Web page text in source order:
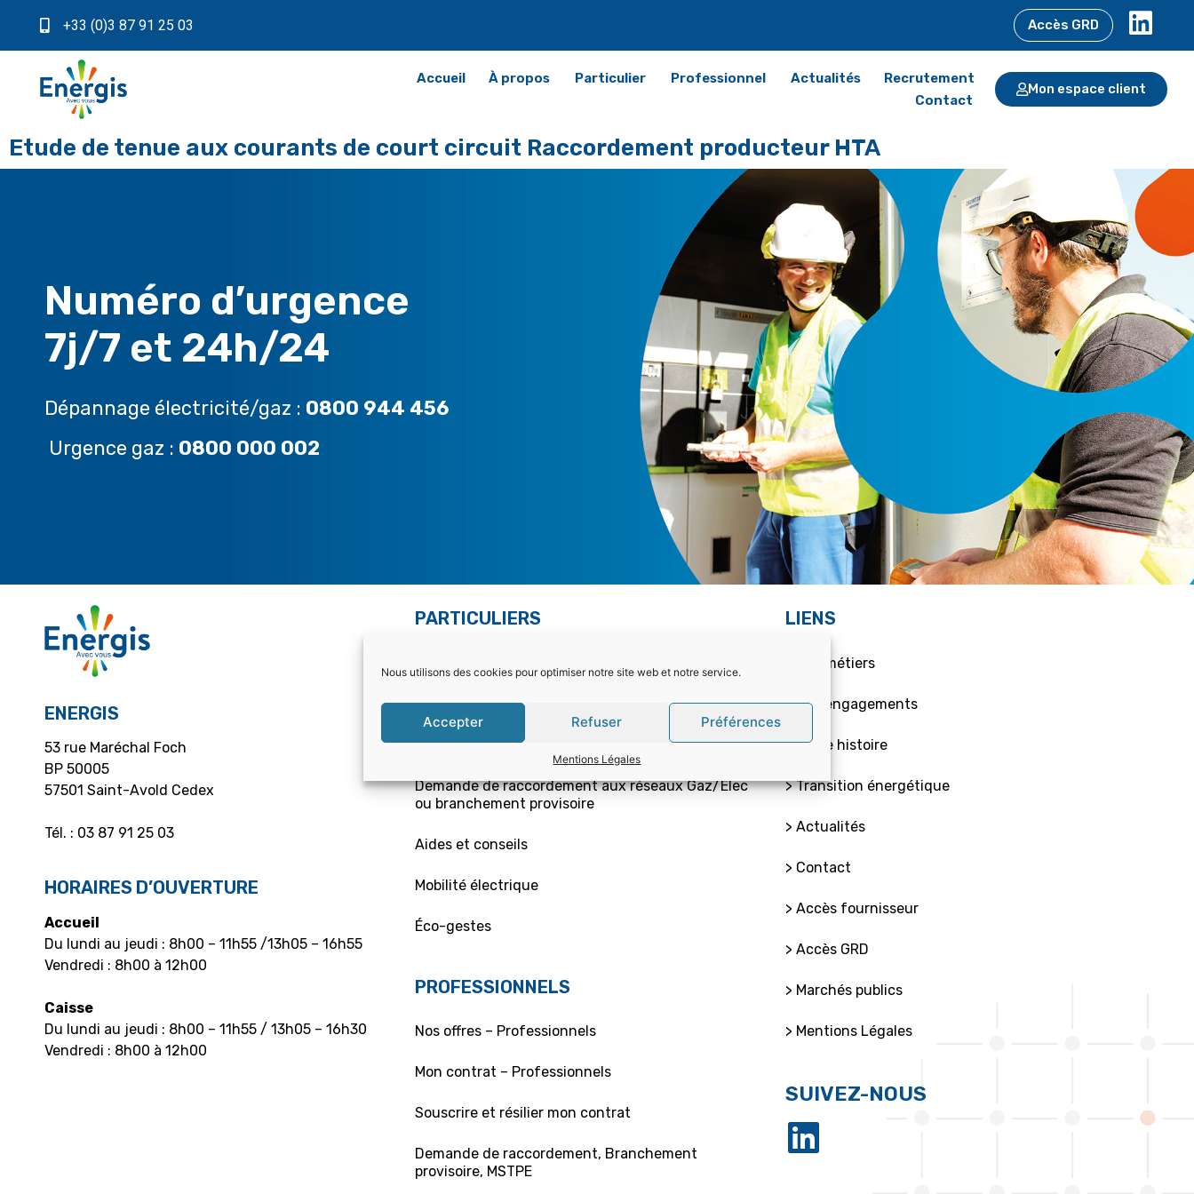
Nous utilisons des cookies pour optimiser notre site web et notre service.
Accepter Refuser Préférences
Mentions Légales
+33 (0)3 87 91 25 03 Accès GRD
Accueil À propos Particulier Professionnel Actualités
Recrutement
Contact
Mon espace client
Etude de tenue aux courants de court circuit Raccordement producteur HTA
Numéro d’urgence
7j/7 et 24h/24
Dépannage électricité/gaz : 0800 944 456
Urgence gaz : 0800 000 002
ENERGIS
53 rue Maréchal Foch
BP 50005
57501 Saint-Avold Cedex
Tél. : 03 87 91 25 03
HORAIRES D’OUVERTURE
Accueil
Du lundi au jeudi : 8h00 – 11h55 /13h05 – 16h55
Vendredi : 8h00 à 12h00
Caisse
Du lundi au jeudi : 8h00 – 11h55 / 13h05 – 16h30
Vendredi : 8h00 à 12h00
PARTICULIERS
Mon contrat – Particuliers
Souscription / résiliation
Demande de raccordement aux réseaux Gaz/Elec
ou branchement provisoire
Aides et conseils
Mobilité électrique
Éco-gestes
PROFESSIONNELS
Nos offres – Professionnels
Mon contrat – Professionnels
Souscrire et résilier mon contrat
Demande de raccordement, Branchement
provisoire, MSTPE
LIENS
> Nos métiers
> Nos engagements
> Notre histoire
> Transition énergétique
> Actualités
> Contact
> Accès fournisseur
> Accès GRD
> Marchés publics
> Mentions Légales
SUIVEZ-NOUS